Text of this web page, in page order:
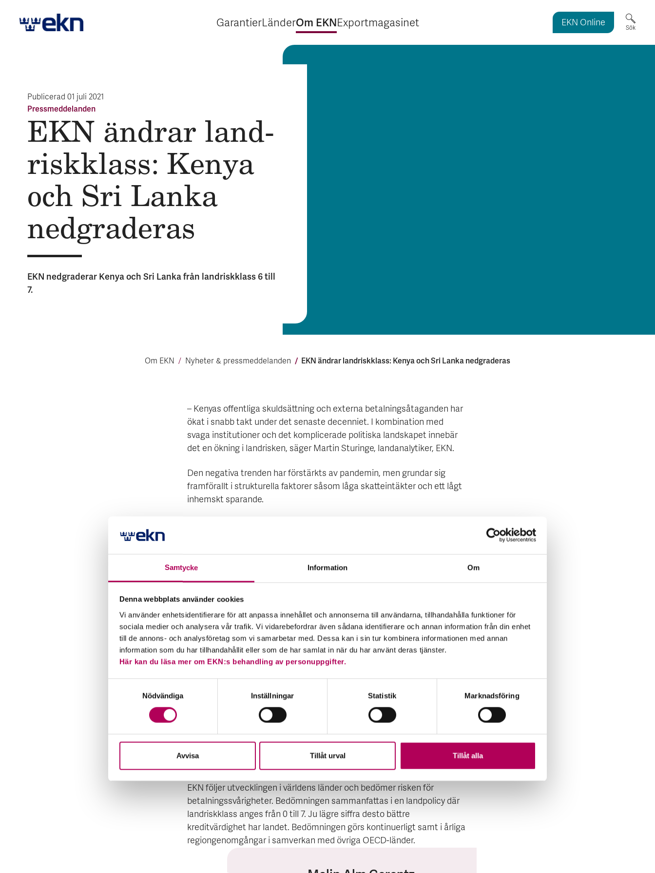
Samtycke Information Om
Denna webbplats använder cookies
Vi använder enhetsidentifierare för att anpassa innehållet och annonserna till användarna, tillhandahålla funktioner för
sociala medier och analysera vår trafik. Vi vidarebefordrar även sådana identifierare och annan information från din enhet
till de annons- och analysföretag som vi samarbetar med. Dessa kan i sin tur kombinera informationen med annan
information som du har tillhandahållit eller som de har samlat in när du har använt deras tjänster.
Här kan du läsa mer om EKN:s behandling av personuppgifter.
Nödvändiga
Inställningar Statistik Marknadsföring
Avvisa Tillåt urval Tillåt alla
GarantierExpandera Garantier
LänderExpandera Länder
Om EKNExpandera Om EKN
ExportmagasinetExpandera Exportmagasinet EKN Online Sök
Publicerad 01 juli 2021
Pressmeddelanden
EKN änd­rar land­
risk­klass: Kenya
och Sri Lan­ka
ned­gra­der­as
EKN nedgraderar Kenya och Sri Lanka från landriskklass 6 till
7.
Om EKN Nyheter & press­meddelanden EKN änd­rar land­risk­klass: Kenya och Sri Lan­ka ned­gra­der­as
– Kenyas offentliga skuldsättning och externa betalningsåtaganden har
ökat i snabb takt under det senaste decenniet. I kombination med
svaga institutioner och det komplicerade politiska landskapet innebär
det en ökning i landrisken, säger Martin Sturinge, landanalytiker, EKN.
Den negativa trenden har förstärkts av pandemin, men grundar sig
framförallt i strukturella faktorer såsom låga skatteintäkter och ett lågt
inhemskt sparande.
Kenyas senaste program fullföljdes aldrig och det nya programmet har
mött starkt motstånd från befolkningen, vilket gör det svårt att
– Nedgraderingen av Sri Lanka motiveras av en dalande ekonomisk
tillväxt de senaste åren, ett avbrutet reformsamarbete med IMF och
stigande offentlig och extern skuldsättning. Pandemin som drabbat
landets viktiga turistnäring har förstärkt den negativa trenden, säger
Johan Fredriksson, landanalytiker, EKN.
Trots att Sri Lanka har mycket god betalningshistorik riskerar den
fortsatt svaga utvecklingen i statsfinanserna att spilla över till landets
betalningsbalans. En låg valutareserv och avsaknaden av ett förnyat
samarbete med IMF innebär att utlandsskulden de närmaste åren ser ut
att bli en betydande utmaning.
Om EKN:s landriskklassning
EKN följer utvecklingen i världens länder och bedömer risken för
betalningssvårigheter. Bedömningen sammanfattas i en landpolicy där
landriskklass anges från 0 till 7. Ju lägre siffra desto bättre
kreditvärdighet har landet. Bedömningen görs kontinuerligt samt i årliga
regiongenomgångar i samverkan med övriga OECD-länder.